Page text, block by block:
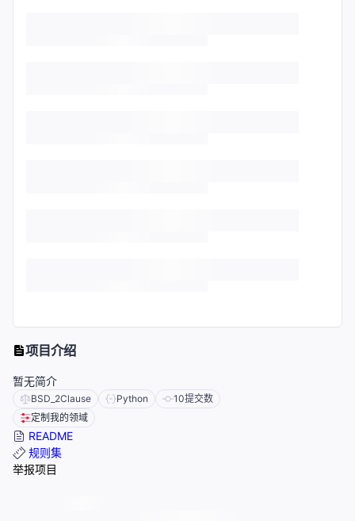
项目介绍
暂无简介
BSD_2Clause Python 10提交数
定制我的领域
README
规则集
举报项目